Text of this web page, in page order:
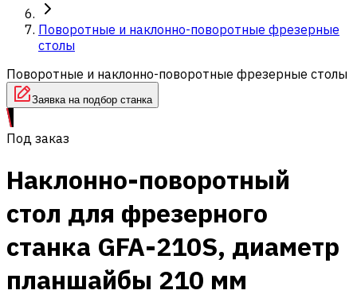
Поворотные и наклонно-поворотные фрезерные
столы
Поворотные и наклонно-поворотные фрезерные столы
Заявка на подбор станка
Под заказ
Наклонно-поворотный
стол для фрезерного
станка GFA-210S, диаметр
планшайбы 210 мм